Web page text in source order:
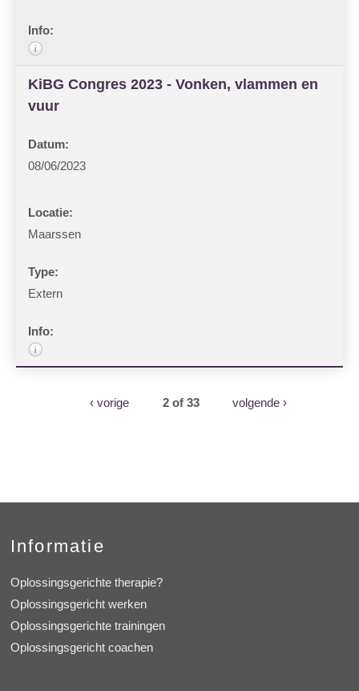
KiBG Congres 2023 - Vonken, vlammen en
vuur
08/06/2023
Maarssen
Extern
‹ vorige 2 of 33 volgende ›
Informatie
Oplossingsgerichte therapie?
Oplossingsgericht werken
Oplossingsgerichte trainingen
Oplossingsgericht coachen